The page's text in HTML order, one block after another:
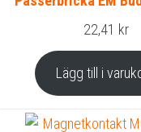
22,41 kr
Lägg till i